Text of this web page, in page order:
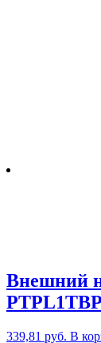
Внешний
339,81 руб. В